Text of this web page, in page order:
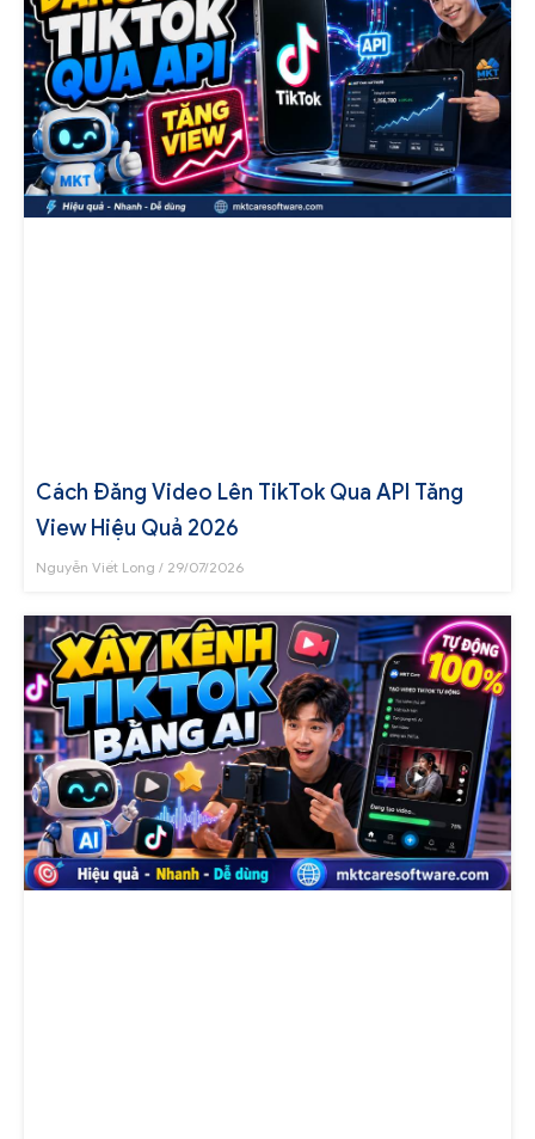
Cách Đăng Video Lên TikTok Qua API Tăng
View Hiệu Quả 2026
Nguyễn Viết Long 29/07/2026